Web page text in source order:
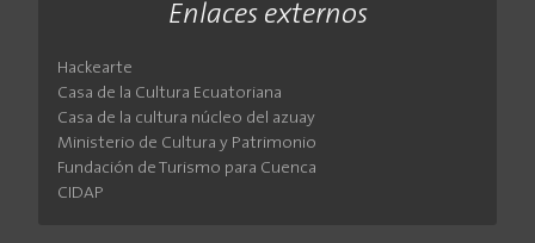
Enlaces externos
Hackearte
Casa de la Cultura Ecuatoriana
Casa de la cultura núcleo del azuay
Ministerio de Cultura y Patrimonio
Fundación de Turismo para Cuenca
CIDAP